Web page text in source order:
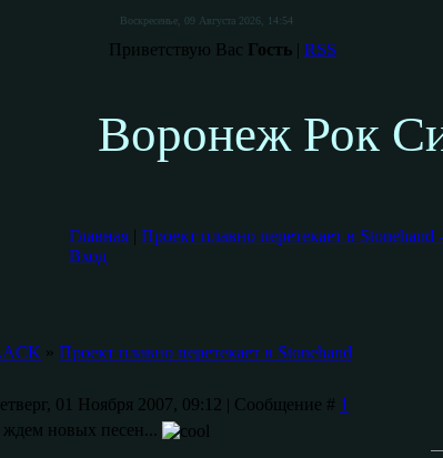
Воскресенье, 09 Августа 2026, 14:54
Приветствую Вас Гость | RSS
Воронеж Рок
Главная | Проект плавно перетекает в
Вход
» Проект плавно перетекает в Stonehand
01 Ноября 2007, 09:12 | Сообщение # 1
ждем новых песен...